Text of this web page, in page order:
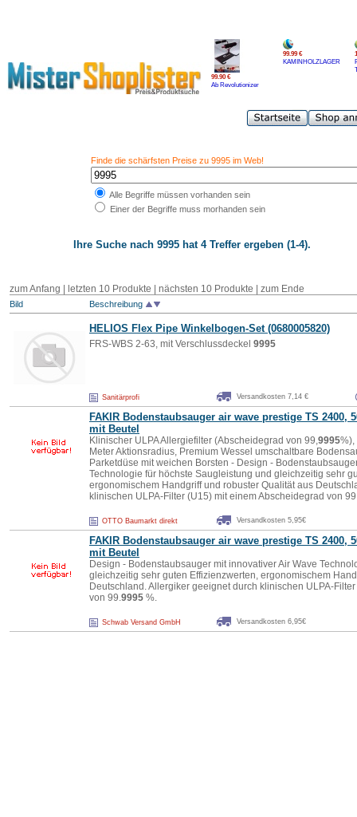
99.90 €
Ab Revolutionizer
99.99 €
KAMINHOLZLAGER
Finde die schärfsten Preise zu 9995 im Web!
Alle Begriffe müssen vorhanden sein
Einer der Begriffe muss morhanden sein
Ihre Suche nach 9995 hat 4 Treffer ergeben (1-4).
zum Anfang | letzten 10 Produkte | nächsten 10 Produkte | zum Ende
Bild Beschreibung
HELIOS Flex Pipe Winkelbogen-Set (0680005820)
FRS-WBS 2-63, mit Verschlussdeckel 9995
Sanitärprofi Versandkosten 7,14 €
FAKIR Bodenstaubsauger air wave prestige TS 2400,
mit Beutel
Klinischer ULPA Allergiefilter (Abscheidegrad von 99,9995%),
Meter Aktionsradius, Premium Wessel umschaltbare
Parketdüse mit weichen Borsten - Design -
Technologie für höchste Saugleistung und gleichzeitig sehr
ergonomischem Handgriff und robuster Qualität aus
klinischen ULPA-Filter (U15) mit einem Abscheidegrad von
OTTO Baumarkt direkt Versandkosten 5,95€
FAKIR Bodenstaubsauger air wave prestige TS 2400,
mit Beutel
Design - Bodenstaubsauger mit innovativer Air Wave
gleichzeitig sehr guten Effizienzwerten, ergonomischem
Deutschland. Allergiker geeignet durch klinischen ULPA-
von 99.9995 %.
Schwab Versand GmbH Versandkosten 6,95€